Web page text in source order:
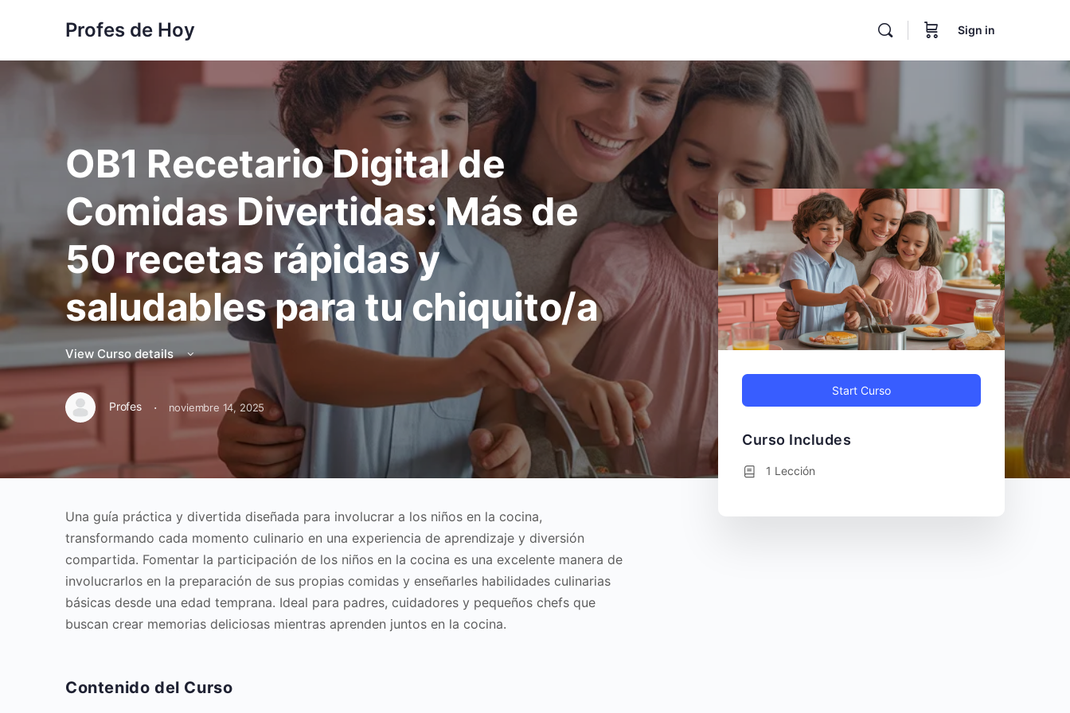
Profes de Hoy Sign in
OB1 Recetario Digital de
Comidas Divertidas: Más de
50 recetas rápidas y
saludables para tu chiquito/a
View Curso details
Profes · noviembre 14, 2025
Una guía práctica y divertida diseñada para involucrar a los niños en la cocina,
transformando cada momento culinario en una experiencia de aprendizaje y diversión
compartida. Fomentar la participación de los niños en la cocina es una excelente manera de
involucrarlos en la preparación de sus propias comidas y enseñarles habilidades culinarias
básicas desde una edad temprana. Ideal para padres, cuidadores y pequeños chefs que
buscan crear memorias deliciosas mientras aprenden juntos en la cocina.
Contenido del Curso
Start Curso
Curso Includes
1 Lección